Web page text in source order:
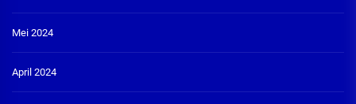
Mei 2024
April 2024